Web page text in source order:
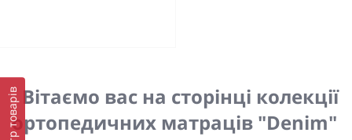
Вітаємо вас на сторінці колекції
ортопедичних матраців "Denim"